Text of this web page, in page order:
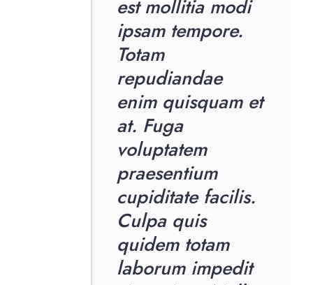
est mollitia modi
ipsam tempore.
Totam
repudiandae
enim quisquam et
at. Fuga
voluptatem
praesentium
cupiditate facilis.
Culpa quis
quidem totam
laborum impedit